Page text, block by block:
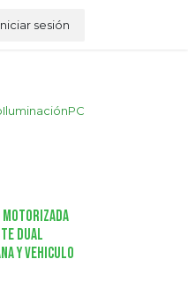
sesión
IluminaciónPC
Motorizada
dual
y Vehiculo